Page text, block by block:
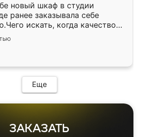
новый шкаф в студии
ранее заказывала себе
искать, когда качеством
Служит кухня уже почти
нет.
Еще
ЗАКАЗАТЬ